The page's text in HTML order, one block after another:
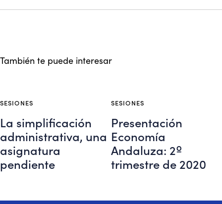
También te puede interesar
SESIONES
La simplificación
administrativa, una
asignatura
pendiente
SESIONES
Presentación
Economía
Andaluza: 2º
trimestre de 2020